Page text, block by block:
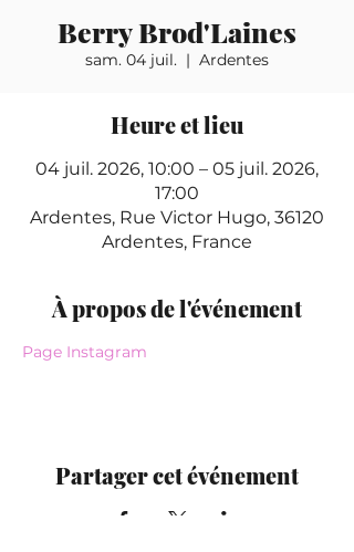
Berry Brod'Laines
sam. 04 juil.
  |
Ardentes
Heure et lieu
04 juil. 2026, 10:00 – 05 juil. 2026,
17:00
Ardentes, Rue Victor Hugo, 36120
Ardentes, France
À propos de l'événement
Page Instagram
Partager cet événement